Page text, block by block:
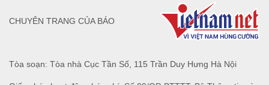
Tòa soạn: Tòa nhà Cục Tần Số, 115 Trần Duy Hưng Hà Nội
CHUYÊN TRANG CỦA BÁO